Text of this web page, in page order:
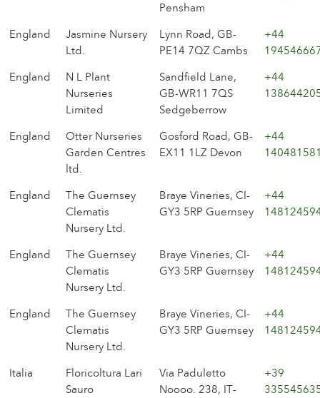
Pensham
England
Jasmine Nursery
Ltd.
Lynn Road, GB-
PE14 7QZ Cambs
+44
England
N L Plant
Nurseries
Limited
Sandfield Lane,
GB-WR11 7QS
Sedgeberrow
+44
England
Otter Nurseries
Garden Centres
ltd.
Gosford Road, GB-
EX11 1LZ Devon
+44
England
The Guernsey
Clematis
Nursery Ltd.
Braye Vineries, CI-
GY3 5RP Guernsey
+44
England
The Guernsey
Clematis
Nursery Ltd.
Braye Vineries, CI-
GY3 5RP Guernsey
+44
England
The Guernsey
Clematis
Nursery Ltd.
Braye Vineries, CI-
GY3 5RP Guernsey
+44
Italia
Floricoltura Lari
Sauro
Via Paduletto
Noooo. 238, IT-
+39